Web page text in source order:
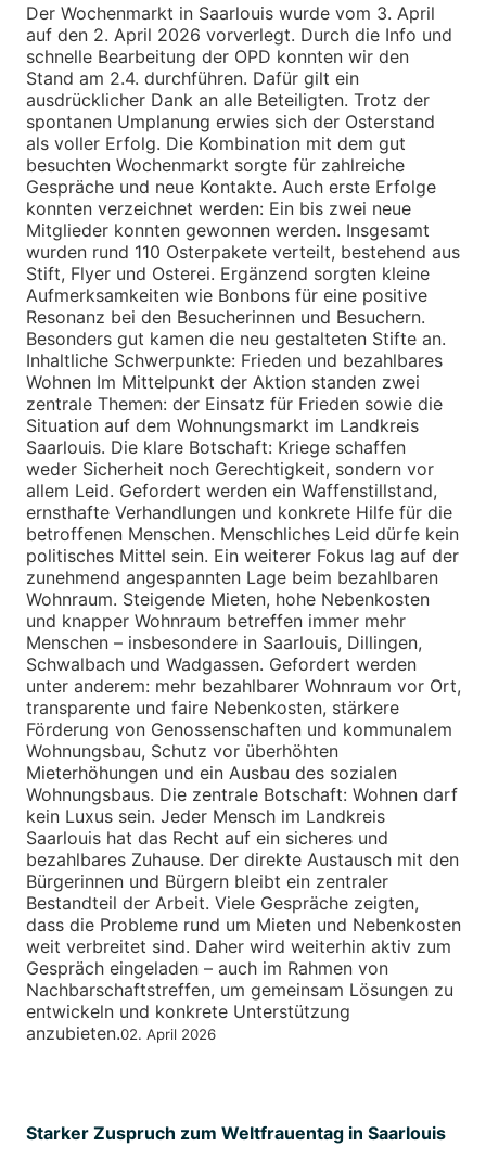
Der Wochenmarkt in Saarlouis wurde vom 3. April
auf den 2. April 2026 vorverlegt. Durch die Info und
schnelle Bearbeitung der OPD konnten wir den
Stand am 2.4. durchführen. Dafür gilt ein
ausdrücklicher Dank an alle Beteiligten. Trotz der
spontanen Umplanung erwies sich der Osterstand
als voller Erfolg. Die Kombination mit dem gut
besuchten Wochenmarkt sorgte für zahlreiche
Gespräche und neue Kontakte. Auch erste Erfolge
konnten verzeichnet werden: Ein bis zwei neue
Mitglieder konnten gewonnen werden. Insgesamt
wurden rund 110 Osterpakete verteilt, bestehend aus
Stift, Flyer und Osterei. Ergänzend sorgten kleine
Aufmerksamkeiten wie Bonbons für eine positive
Resonanz bei den Besucherinnen und Besuchern.
Besonders gut kamen die neu gestalteten Stifte an.
Inhaltliche Schwerpunkte: Frieden und bezahlbares
Wohnen Im Mittelpunkt der Aktion standen zwei
zentrale Themen: der Einsatz für Frieden sowie die
Situation auf dem Wohnungsmarkt im Landkreis
Saarlouis. Die klare Botschaft: Kriege schaffen
weder Sicherheit noch Gerechtigkeit, sondern vor
allem Leid. Gefordert werden ein Waffenstillstand,
ernsthafte Verhandlungen und konkrete Hilfe für die
betroffenen Menschen. Menschliches Leid dürfe kein
politisches Mittel sein. Ein weiterer Fokus lag auf der
zunehmend angespannten Lage beim bezahlbaren
Wohnraum. Steigende Mieten, hohe Nebenkosten
und knapper Wohnraum betreffen immer mehr
Menschen – insbesondere in Saarlouis, Dillingen,
Schwalbach und Wadgassen. Gefordert werden
unter anderem: mehr bezahlbarer Wohnraum vor Ort,
transparente und faire Nebenkosten, stärkere
Förderung von Genossenschaften und kommunalem
Wohnungsbau, Schutz vor überhöhten
Mieterhöhungen und ein Ausbau des sozialen
Wohnungsbaus. Die zentrale Botschaft: Wohnen darf
kein Luxus sein. Jeder Mensch im Landkreis
Saarlouis hat das Recht auf ein sicheres und
bezahlbares Zuhause. Der direkte Austausch mit den
Bürgerinnen und Bürgern bleibt ein zentraler
Bestandteil der Arbeit. Viele Gespräche zeigten,
dass die Probleme rund um Mieten und Nebenkosten
weit verbreitet sind. Daher wird weiterhin aktiv zum
Gespräch eingeladen – auch im Rahmen von
Nachbarschaftstreffen, um gemeinsam Lösungen zu
entwickeln und konkrete Unterstützung
anzubieten.02. April 2026
Starker Zuspruch zum Weltfrauentag in Saarlouis